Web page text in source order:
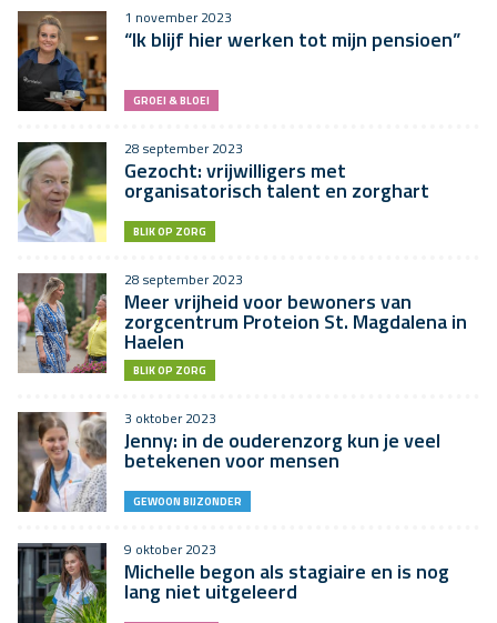
1 november 2023
“Ik blijf hier werken tot mijn pensioen”
GROEI & BLOEI
28 september 2023
Gezocht: vrijwilligers met
organisatorisch talent en zorghart
BLIK OP ZORG
28 september 2023
Meer vrijheid voor bewoners van
zorgcentrum Proteion St. Magdalena in
Haelen
BLIK OP ZORG
3 oktober 2023
Jenny: in de ouderenzorg kun je veel
betekenen voor mensen
GEWOON BIJZONDER
9 oktober 2023
Michelle begon als stagiaire en is nog
lang niet uitgeleerd